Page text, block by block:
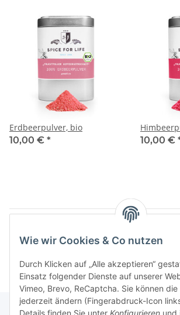
Wie wir Cookies & Co nutzen
Durch Klicken auf „Alle akzeptieren“
Einsatz folgender Dienste auf unserer
Vimeo, Brevo, ReCaptcha. Sie können die
jederzeit ändern (Fingerabdruck-Icon
Erdbeerpulver, bio
10,00 € *
10,00 €
Artikel 1 - 2 von 2